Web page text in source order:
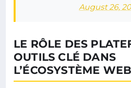
August 26,
LE RÔLE DES
OUTILS CLÉ DANS
L’ÉCOSYSTÈME